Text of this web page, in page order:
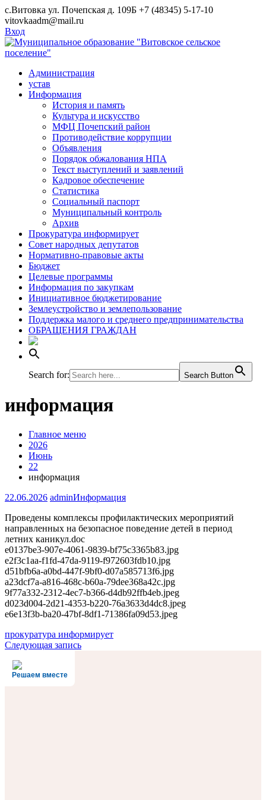
Skip
to
content
с.Витовка ул. Почепская д. 109Б +7 (48345) 5-17-10
vitovkaadm@mail.ru
Вход
Администрация
устав
Информация
История и память
Культура и искусство
МФЦ Почепский район
Противодействие коррупции
Объявления
Порядок обжалования НПА
Текст выступлений и заявлений
Кадровое обеспечение
Статистика
Социальный паспорт
Муниципальный контроль
Архив
Прокуратура информирует
Совет народных депутатов
Нормативно-правовые акты
Бюджет
Целевые программы
Информация по закупкам
Инициативное бюджетирование
Землеустройство и землепользование
Поддержка малого и среднего предпринимательства
ОБРАЩЕНИЯ ГРАЖДАН
Search for: Search Button
информация
Главное меню
2026
Июнь
22
информация
22.06.2026 adminИнформация
Проведены комплексы профилактических мероприятий
направленных на безопасное поведение детей в период
летних каникул.doc
e0137be3-907e-4061-9839-bf75c3365b83.jpg
e2f3c1aa-f1fd-47da-9119-f972603fdb10.jpg
d51bfb6a-a0bd-447f-9bf0-d07a585713f6.jpg
a23dcf7a-a816-468c-b60a-79dee368a42c.jpg
9f77a332-2312-4ec7-b366-d4db92ffb4eb.jpeg
d023d004-2d21-4353-b220-76a3633d4dc8.jpeg
e6e13f3b-ba20-47bf-8df1-71386fa09d53.jpeg
Навигация
по
записям
прокуратура информирует
Следующая запись
Решаем вместе